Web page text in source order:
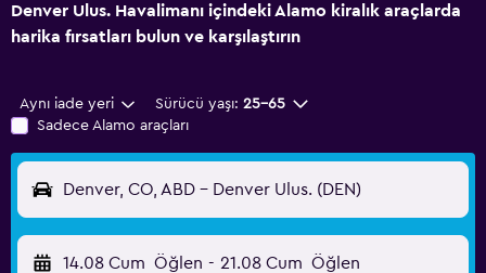
Denver Ulus. Havalimanı içindeki Alamo kiralık araçlarda
harika fırsatları bulun ve karşılaştırın
Aynı iade yeri Sürücü yaşı: 25-65
Sadece Alamo araçları
Denver, CO, ABD - Denver Ulus. (DEN)
14.08 Cum Öğlen - 21.08 Cum Öğlen